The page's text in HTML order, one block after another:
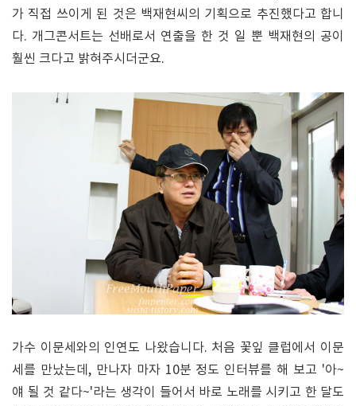
가 직접 쓰이게 된 것은 백재현씨의 기획으로 추진했다고 합니
다. 개그콘서트는 선배로서 연출을 한 것 일 뿐 백재현의 공이
훨씬 크다고 밝혀주시더군요.
가수 이문세와의 인연도 나왔습니다. 처음 꽃잎 클럽에서 이문
세를 만났는데, 만나자 마자 10분 정도 인터뷰를 해 보고 '아~
얘 될 것 같다~'라는 생각이 들어서 바로 노래를 시키고 한 달도